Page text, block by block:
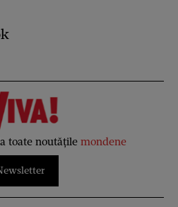
toate noutățile mondene